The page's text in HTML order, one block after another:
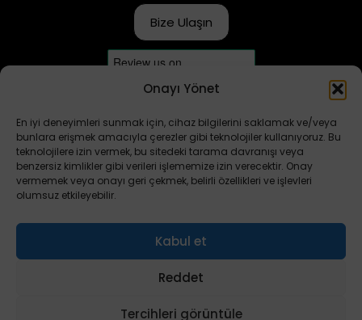
Onayı Yönet
En iyi deneyimleri sunmak için, cihaz bilgilerini saklamak ve/veya
bunlara erişmek amacıyla çerezler gibi teknolojiler kullanıyoruz. Bu
teknolojilere izin vermek, bu sitedeki tarama davranışı veya
benzersiz kimlikler gibi verileri işlememize izin verecektir. Onay
vermemek veya onayı geri çekmek, belirli özellikleri ve işlevleri
olumsuz etkileyebilir.
Kabul et
Reddet
Tercihleri görüntüle
Bize Ulaşın
Gizlilik Politikası
Beyaz Kitap
ES